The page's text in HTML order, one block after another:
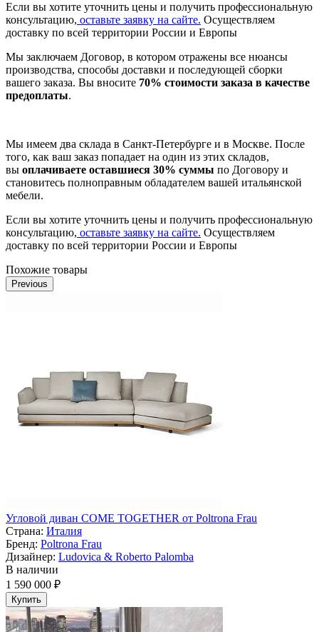
Если вы хотите уточнить цены и получить профессиональную
консультацию, оставьте заявку на сайте. Осуществляем
доставку по всей территории России и Европы
Мы заключаем Договор, в котором отражены все нюансы
производства, способы доставки и последующей сборки
вашего заказа. Вы вносите 70% стоимости заказа в качестве
предоплаты.
Мы имеем два склада в Санкт-Петербурге и в Москве. После
того, как ваш заказ попадает на один из этих складов,
вы оплачиваете оставшиеся 30% суммы по Договору и
становитесь полноправным обладателем вашей итальянской
мебели.
Если вы хотите уточнить цены и получить профессиональную
консультацию, оставьте заявку на сайте. Осуществляем
доставку по всей территории России и Европы
Похожие товары
Previous
Угловой диван COME TOGETHER от Poltrona Frau
Страна: Италия
Бренд: Poltrona Frau
Дизайнер: Ludovica & Roberto Palomba
В наличии
1 590 000 ₽
Купить